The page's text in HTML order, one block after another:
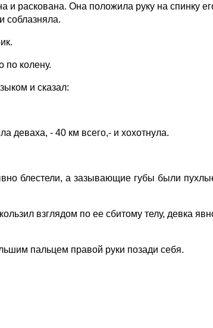
и раскована. Она положила руку на спинку
соблазняла.
по колену.
и сказал:
деваха, - 40 км всего,- и хохотнула.
блестели, а зазывающие губы были
взглядом по ее сбитому телу, девка
пальцем правой руки позади себя.